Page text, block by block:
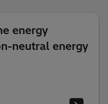
energy
neutral energy